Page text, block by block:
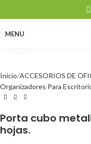
MENU
Inicio ACCESORIOS DE
Organizadores Para
Porta cubo
hojas.